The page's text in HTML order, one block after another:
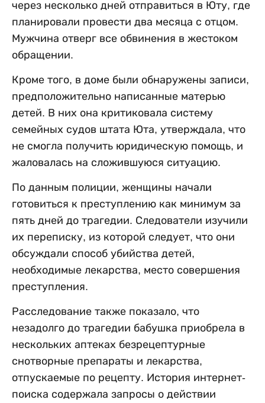
через несколько дней отправиться в Юту, где
планировали провести два месяца с отцом.
Мужчина отверг все обвинения в жестоком
обращении.
Кроме того, в доме были обнаружены записи,
предположительно написанные матерью
детей. В них она критиковала систему
семейных судов штата Юта, утверждала, что
не смогла получить юридическую помощь, и
жаловалась на сложившуюся ситуацию.
По данным полиции, женщины начали
готовиться к преступлению как минимум за
пять дней до трагедии. Следователи изучили
их переписку, из которой следует, что они
обсуждали способ убийства детей,
необходимые лекарства, место совершения
преступления.
Расследование также показало, что
незадолго до трагедии бабушка приобрела в
нескольких аптеках безрецептурные
снотворные препараты и лекарства,
отпускаемые по рецепту. История интернет-
поиска содержала запросы о действии